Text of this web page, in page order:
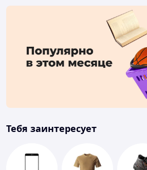
Тебя заинтересует